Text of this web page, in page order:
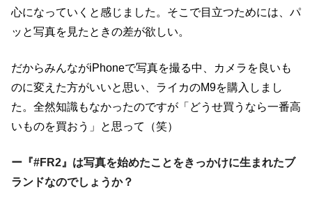
心になっていくと感じました。そこで目立つためには、パ
ッと写真を見たときの差が欲しい。
だからみんながiPhoneで写真を撮る中、カメラを良いも
のに変えた方がいいと思い、ライカのM9を購入しまし
た。全然知識もなかったのですが「どうせ買うなら一番高
いものを買おう」と思って（笑）
ー『#FR2』は写真を始めたことをきっかけに生まれたブ
ランドなのでしょうか？